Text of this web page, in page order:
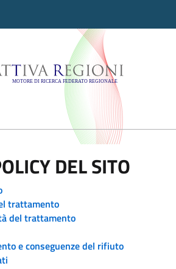
Regioni -
DEL SITO
trattamento
del trattamento
e conseguenze del rifiuto